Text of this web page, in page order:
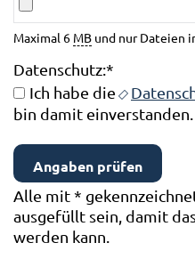
Maximal 6 MB und nur Dateien
Datenschutz:*
Ich habe die
bin damit einverstanden.
Alle mit*
ausgefüllt sein, damit
werden kann.